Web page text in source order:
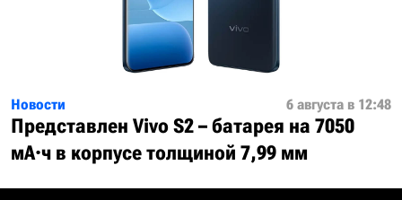
Новости 6 августа в 12:48
Представлен Vivo S2 – батарея на 7050
мА·ч в корпусе толщиной 7,99 мм